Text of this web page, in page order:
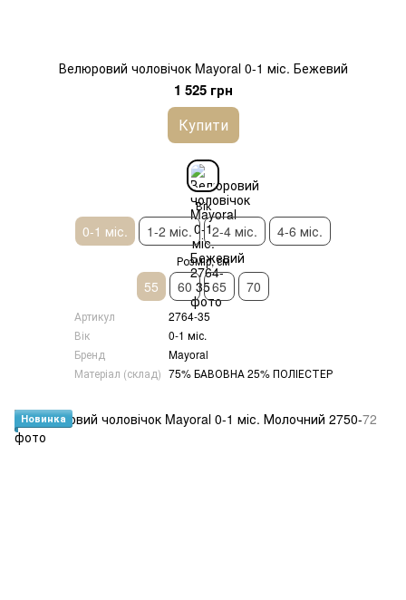
Велюровий чоловічок Mayoral 0-1 міс. Бежевий
1 525 грн
Купити
Вік
0-1 міс. 1-2 міс. 2-4 міс. 4-6 міс.
Розмір, см
55 60 65 70
Артикул
2764-35
Вік
0-1 міс.
Бренд
Mayoral
Матеріал (склад) 75% БАВОВНА 25% ПОЛІЕСТЕР
Новинка